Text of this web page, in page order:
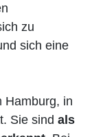
zu
sich eine
Hamburg, in
Sie sind als